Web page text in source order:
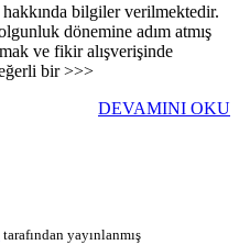
bilgiler verilmektedir.
dönemine adım atmış
ve fikir alışverişinde
bir >>>
DEVAMINI OKU
tarafından yayınlanmış